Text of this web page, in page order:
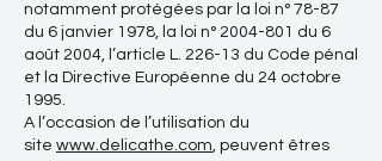
notamment protégées par la loi n° 78-87
du 6 janvier 1978, la loi n° 2004-801 du 6
août 2004, l’article L. 226-13 du Code pénal
et la Directive Européenne du 24 octobre
1995.
A l’occasion de l’utilisation du
site www.delicathe.com, peuvent êtres